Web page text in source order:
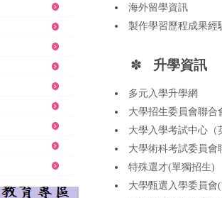
海外留學資訊
製作學習歷程成果經
✽ 升學資訊
多元入學升學網
大學招生委員會聯合
大學入學考試中心（
大學術科考試委員會
特殊選才(單獨招生)
大學甄選入學委員會